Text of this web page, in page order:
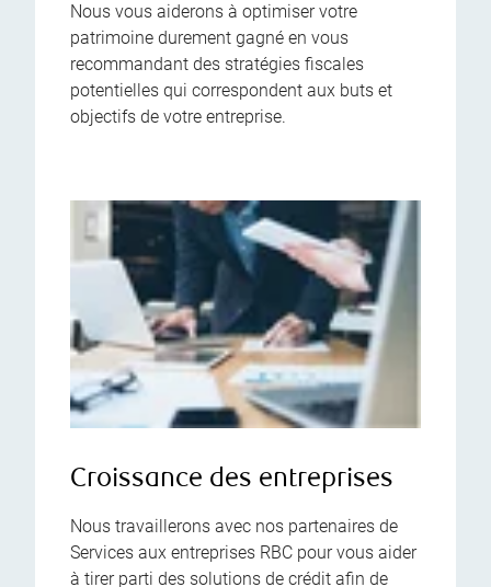
Nous vous aiderons à optimiser votre
patrimoine durement gagné en vous
recommandant des stratégies fiscales
potentielles qui correspondent aux buts et
objectifs de votre entreprise.
Croissance des entreprises
Nous travaillerons avec nos partenaires de
Services aux entreprises RBC pour vous aider
à tirer parti des solutions de crédit afin de